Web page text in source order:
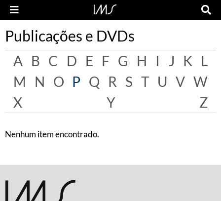
Publicações e DVDs
A B C D E F G H I J K L
M
N O P Q R S T U V W
X
Y Z
Nenhum item encontrado.